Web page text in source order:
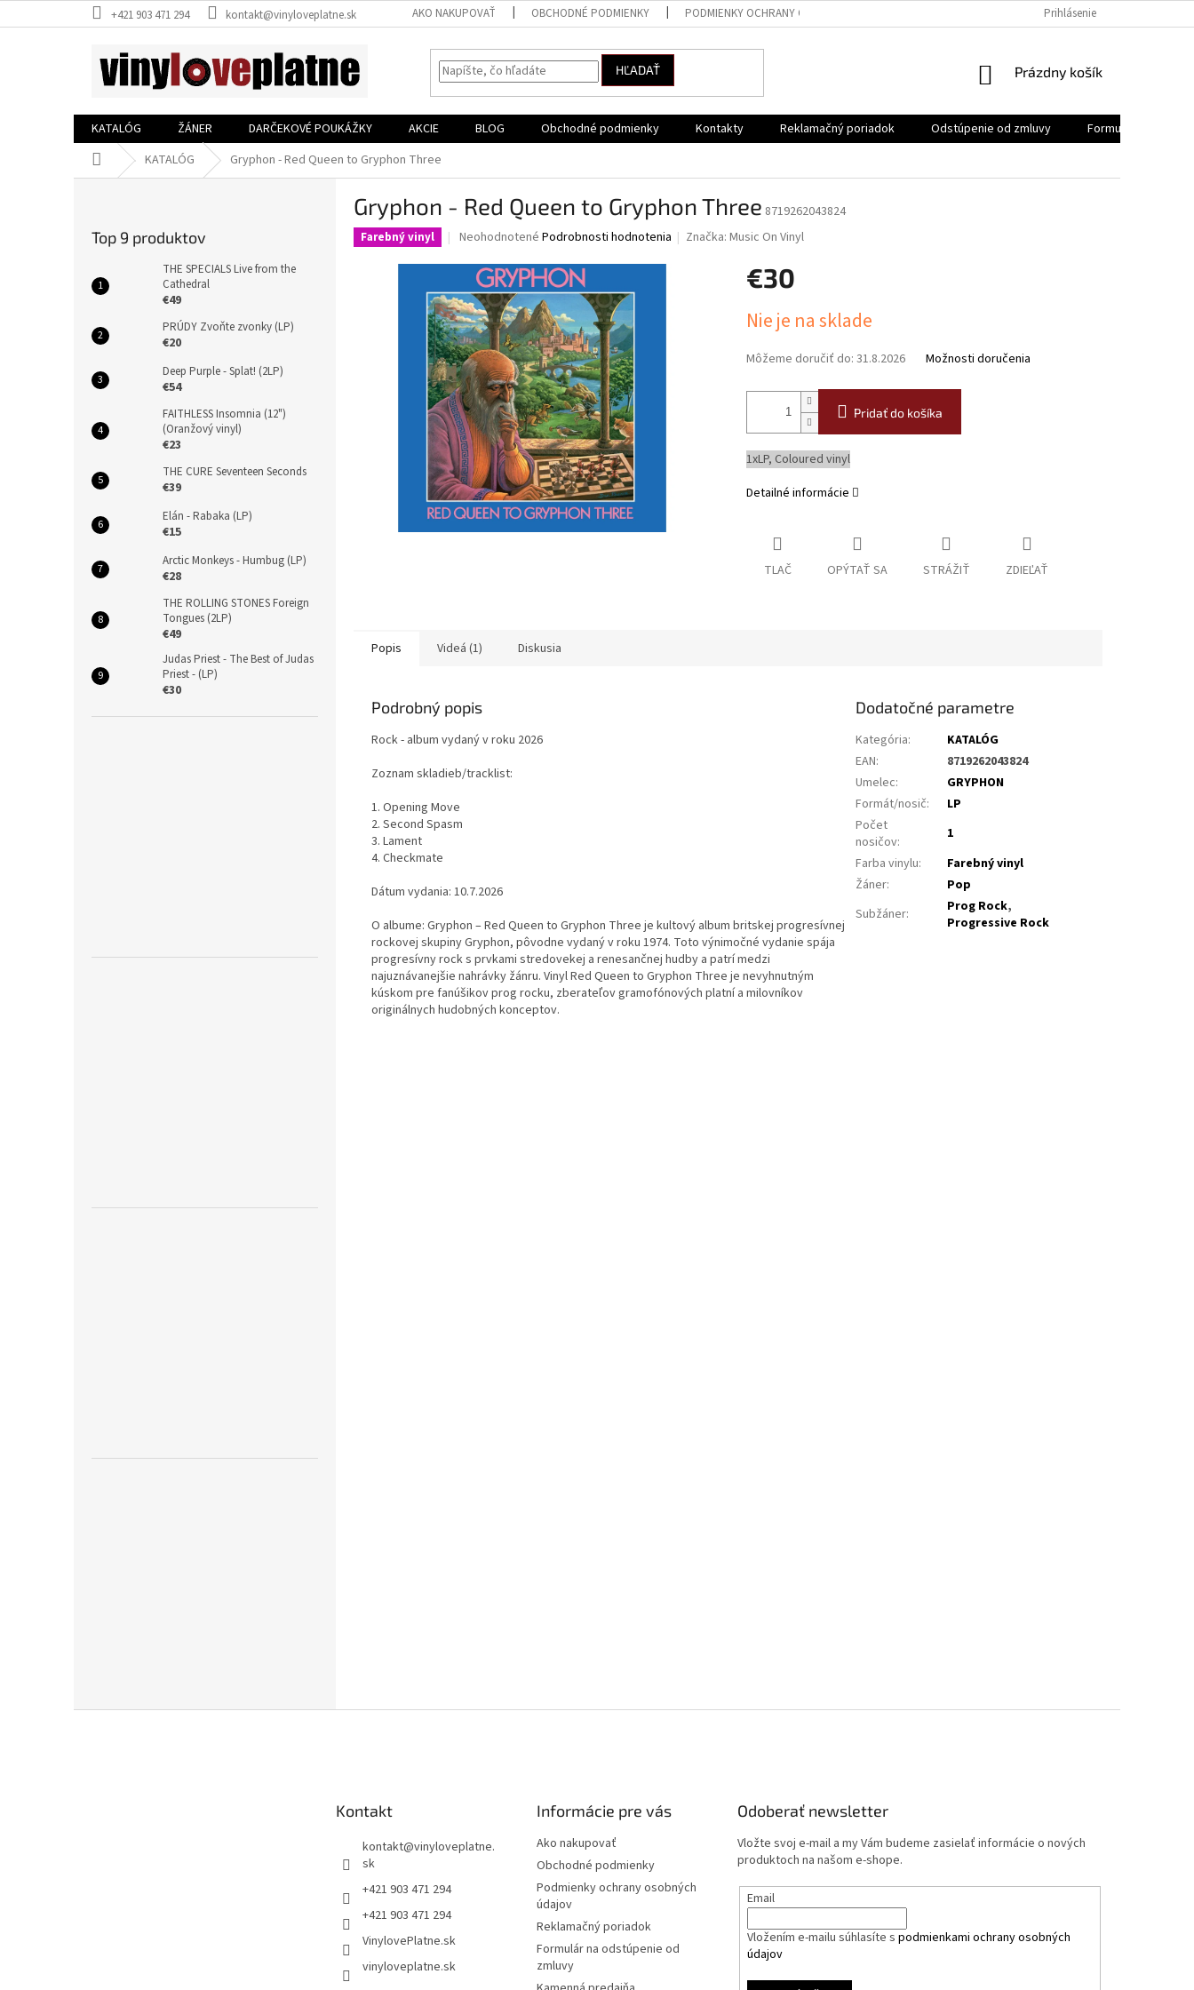
na
+421 903 471 294 kontakt@vinyloveplatne.sk AKO NAKUPOVAŤ OBCHODNÉ PODMIENKY PODMIENKY OCHRANY OSOBNÝCH ÚDAJOV REKLAMAČNÝ PORIADOK FORMULÁR NA
Prihlásenie
HĽADAŤ
NÁKUPNÝ
Prázdny košík
KATALÓG ŽÁNER DARČEKOVÉ POUKÁŽKY AKCIE BLOG Obchodné podmienky Kontakty Reklamačný poriadok Odstúpenie od zmluvy
Formulár na
DomovKATALÓG Gryphon - Red Queen to Gryphon Three
Top 9 produktov
THE SPECIALS Live from the
Cathedral
€49
PRÚDY Zvoňte zvonky (LP)
€20
Deep Purple - Splat! (2LP)
€54
FAITHLESS Insomnia (12")
(Oranžový vinyl)
€23
THE CURE Seventeen Seconds
€39
Elán - Rabaka (LP)
€15
Arctic Monkeys - Humbug (LP)
€28
THE ROLLING STONES Foreign
Tongues (2LP)
€49
Judas Priest - The Best of Judas
Priest - (LP)
€30
Gryphon - Red Queen to Gryphon Three 8719262043824
Farebný vinyl
Priemerné
produktu
0,0
z
5
hviezdičiek.
Neohodnotené Podrobnosti hodnotenia Značka:Music On Vinyl
€30
cena:
Nie je na sklade
Môžeme doručiť do: 31.8.2026 Možnosti doručenia
Pridať do košíka
1xLP, Coloured vinyl
Detailné informácie
TLAČ OPÝTAŤ SA STRÁŽIŤ ZDIEĽAŤ
Popis Videá (1) Diskusia
Podrobný popis
Rock - album vydaný v roku 2026
Zoznam skladieb/tracklist:
1. Opening Move
2. Second Spasm
3. Lament
4. Checkmate
Dátum vydania: 10.7.2026
O albume: Gryphon – Red Queen to Gryphon Three je kultový album britskej progresívnej
rockovej skupiny Gryphon, pôvodne vydaný v roku 1974. Toto výnimočné vydanie spája
progresívny rock s prvkami stredovekej a renesančnej hudby a patrí medzi
najuznávanejšie nahrávky žánru. Vinyl Red Queen to Gryphon Three je nevyhnutným
kúskom pre fanúšikov prog rocku, zberateľov gramofónových platní a milovníkov
originálnych hudobných konceptov.
Dodatočné parametre
Kategória:
KATALÓG
EAN:
8719262043824
Umelec:
GRYPHON
Formát/nosič:
LP
Počet
nosičov:
1
Farba vinylu:
Farebný vinyl
Žáner:
Pop
Subžáner: Prog Rock,
Progressive Rock
Kontakt
kontakt@vinyloveplatne.
sk
+421 903 471 294
+421 903 471 294
VinylovePlatne.sk
vinyloveplatne.sk
Informácie pre vás
Ako nakupovať
Obchodné podmienky
Podmienky ochrany osobných
údajov
Reklamačný poriadok
Formulár na odstúpenie od
zmluvy
Odoberať newsletter
Vložte svoj e-mail a my Vám budeme zasielať informácie o nových
produktoch na našom e-shope.
Email
Vložením e-mailu súhlasíte spodmienkami ochrany osobných
údajov